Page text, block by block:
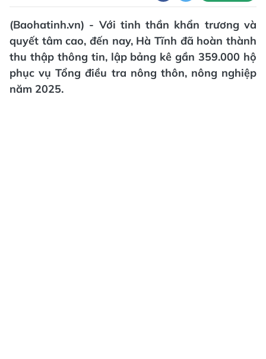
(Baohatinh.vn) - Với tinh thần khẩn trương và
quyết tâm cao, đến nay, Hà Tĩnh đã hoàn thành
thu thập thông tin, lập bảng kê gần 359.000 hộ
phục vụ Tổng điều tra nông thôn, nông nghiệp
năm 2025.